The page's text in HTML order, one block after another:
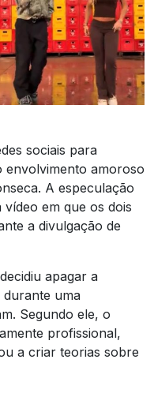
sociais para
amoroso
A especulação
em que os dois
a divulgação de
apagar a
uma
Segundo ele, o
profissional,
a criar teorias sobre